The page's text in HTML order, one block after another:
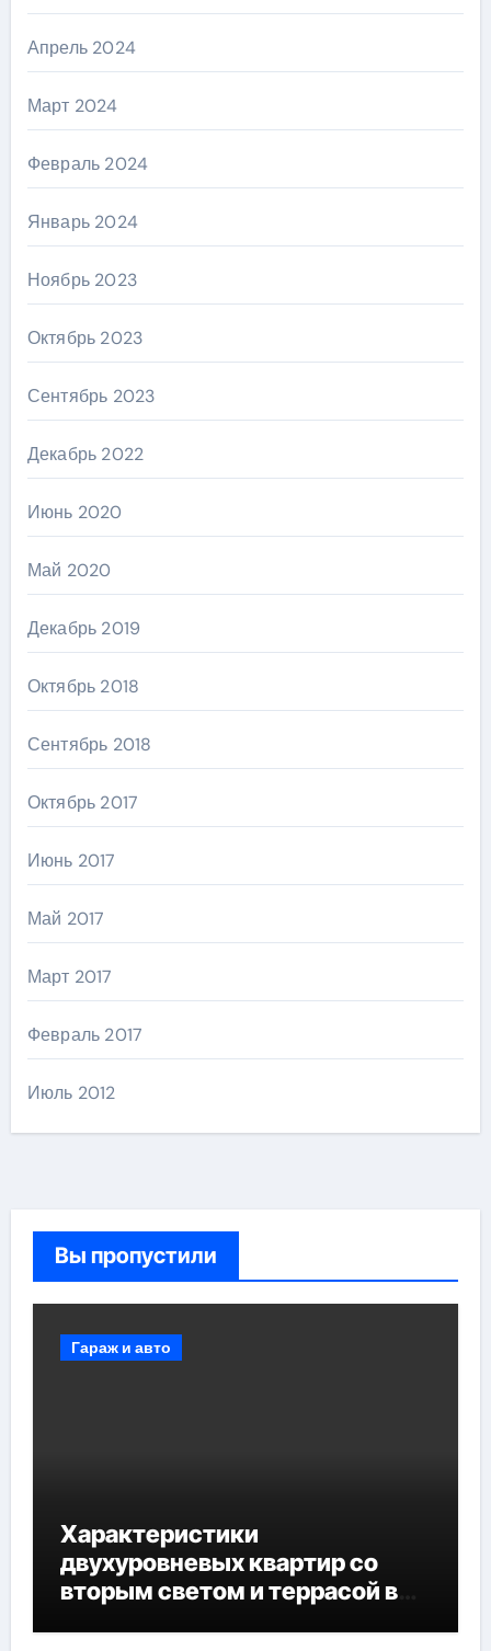
Апрель 2024
Март 2024
Февраль 2024
Январь 2024
Ноябрь 2023
Октябрь 2023
Сентябрь 2023
Декабрь 2022
Июнь 2020
Май 2020
Декабрь 2019
Октябрь 2018
Сентябрь 2018
Октябрь 2017
Июнь 2017
Май 2017
Март 2017
Февраль 2017
Июль 2012
Вы пропустили
Гараж и авто
Характеристики
двухуровневых квартир со
вторым светом и террасой в